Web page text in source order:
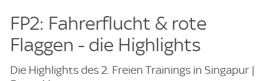
FP2: Fahrerflucht & rote
Flaggen - die Highlights
Die Highlights des 2. Freien Trainings in Singapur |